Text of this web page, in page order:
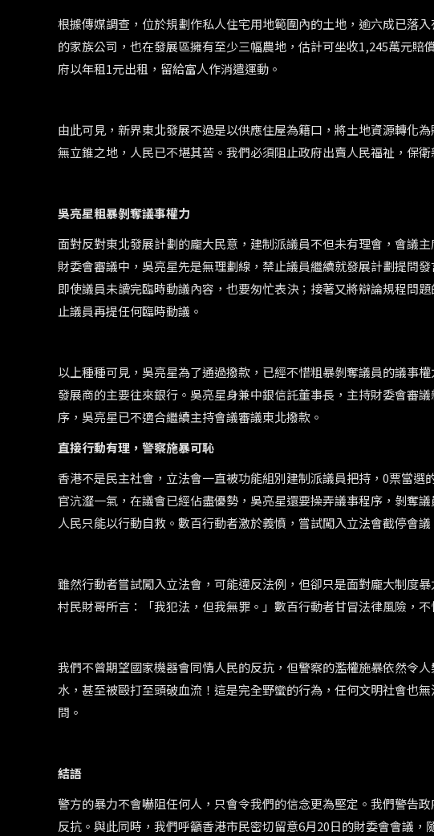
根據傳媒調查，位於規劃作私人住宅用地範圍內的土地，逾六成已落
的家族公司，也在發展區擁有至少三幅農地，估計可坐收1,245萬元
府以年租1元出租，留給富人作消遣運動。
由此可見，新界東北發展不過是以供應住屋為籍口，將土地資源轉化
無立錐之地，人民已不堪其苦。我們必須阻止政府出賣人民福祉，保
吳亮星粗暴剝奪議事權力
面對反對東北發展計劃的龐大民意，建制派議員不但未有理會，會議
財委會審議中，吳亮星先是無理劃線，禁止議員繼續就發展計劃提問
即使議員未讀完臨時動議內容，也要匆忙表決；接著又將辯論規程問
止議員再提任何臨時動議。
以上種種可見，吳亮星為了通過撥款，已經不惜粗暴剝奪議員的議事
發展商的主要往來銀行。吳亮星身兼中銀信託董事長，主持財委會審
序，吳亮星已不適合繼續主持會議審議東北撥款。
直接行動有理，警察施暴可恥
香港不是民主社會，立法會一直被功能組別建制派議員把持，0票當
官沆瀣一氣，在議會已經佔盡優勢，吳亮星還要操弄議事程序，剝奪
人民只能以行動自救。數百行動者激於義憤，嘗試闖入立法會截停會
雖然行動者嘗試闖入立法會，可能違反法例，但卻只是面對龐大制度
村民財哥所言：「我犯法，但我無罪。」數百行動者甘冒法律風險，
我們不曾期望國家機器會同情人民的反抗，但警察的濫權施暴依然令
水，甚至被毆打至頭破血流！這是完全野蠻的行為，任何文明社會也
問。
結語
警方的暴力不會嚇阻任何人，只會令我們的信念更為堅定。我們警告
反抗。與此同時，我們呼籲香港市民密切留意6月20日的財委會會議